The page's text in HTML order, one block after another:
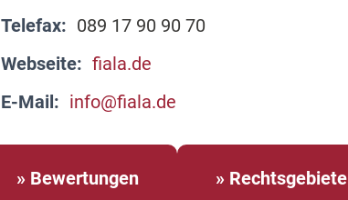
Telefax
089 17 90 90 70
Webseite
fiala.de
E-Mail
info@fiala.de
» Bewertungen » Rechtsgebiete